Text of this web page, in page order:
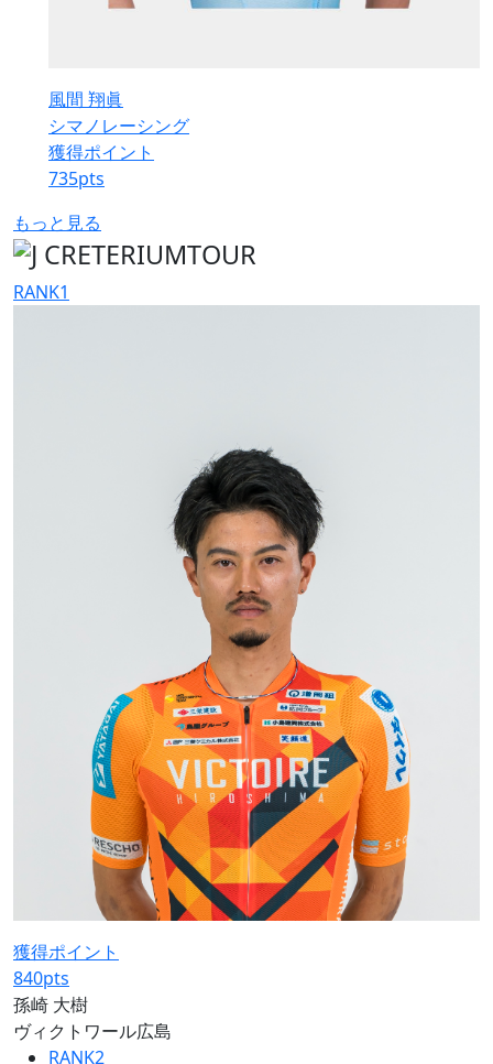
風間 翔眞
シマノレーシング
獲得ポイント
735pts
もっと見る
RANK1
獲得ポイント
840pts
孫崎 大樹
ヴィクトワール広島
RANK2